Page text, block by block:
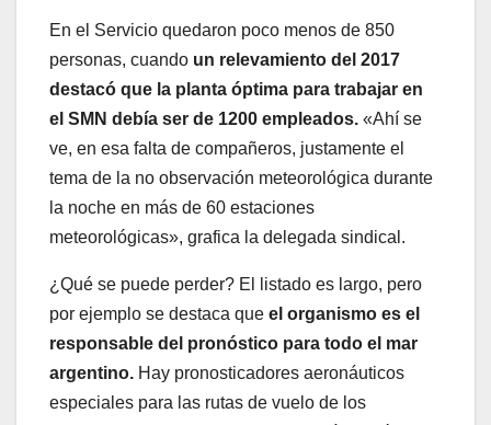
En el Servicio quedaron poco menos de 850
personas, cuando un relevamiento del 2017
destacó que la planta óptima para trabajar en
el SMN debía ser de 1200 empleados. «Ahí se
ve, en esa falta de compañeros, justamente el
tema de la no observación meteorológica durante
la noche en más de 60 estaciones
meteorológicas», grafica la delegada sindical.
¿Qué se puede perder? El listado es largo, pero
por ejemplo se destaca que el organismo es el
responsable del pronóstico para todo el mar
argentino. Hay pronosticadores aeronáuticos
especiales para las rutas de vuelo de los